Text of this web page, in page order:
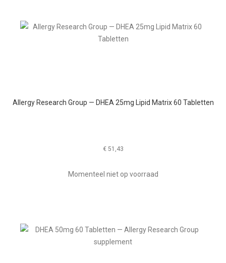
Allergy Research Group — DHEA 25mg Lipid Matrix 60 Tabletten
€51,43
Momenteel niet op voorraad